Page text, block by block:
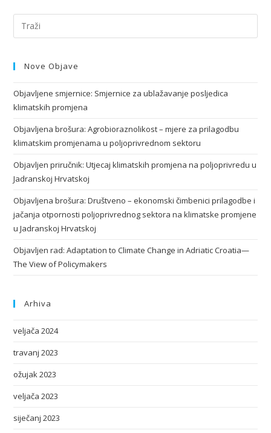
Nove Objave
Objavljene smjernice: Smjernice za ublažavanje posljedica
klimatskih promjena
Objavljena brošura: Agrobioraznolikost – mjere za prilagodbu
klimatskim promjenama u poljoprivrednom sektoru
Objavljen priručnik: Utjecaj klimatskih promjena na poljoprivredu u
Jadranskoj Hrvatskoj
Objavljena brošura: Društveno – ekonomski čimbenici prilagodbe i
jačanja otpornosti poljoprivrednog sektora na klimatske promjene
u Jadranskoj Hrvatskoj
Objavljen rad: Adaptation to Climate Change in Adriatic Croatia—
The View of Policymakers
Arhiva
veljača 2024
travanj 2023
ožujak 2023
veljača 2023
siječanj 2023